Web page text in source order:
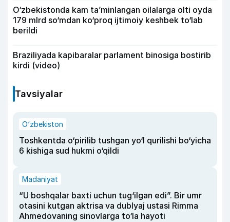
O‘zbekistonda kam ta’minlangan oilalarga olti oyda
179 mlrd so‘mdan ko‘proq ijtimoiy keshbek to‘lab
berildi
Braziliyada kapibaralar parlament binosiga bostirib
kirdi (video)
Tavsiyalar
O‘zbekiston
Toshkentda o‘pirilib tushgan yo‘l qurilishi bo‘yicha
6 kishiga sud hukmi o‘qildi
Madaniyat
“U boshqalar baxti uchun tug‘ilgan edi”. Bir umr
otasini kutgan aktrisa va dublyaj ustasi Rimma
Ahmedovaning sinovlarga to‘la hayoti